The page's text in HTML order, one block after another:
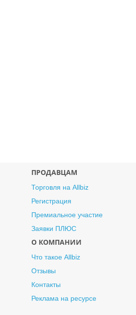
ПРОДАВЦАМ
Торговля на Allbiz
Регистрация
Премиальное участие
Заявки ПЛЮС
О КОМПАНИИ
Что такое Allbiz
Отзывы
Контакты
Реклама на ресурсе